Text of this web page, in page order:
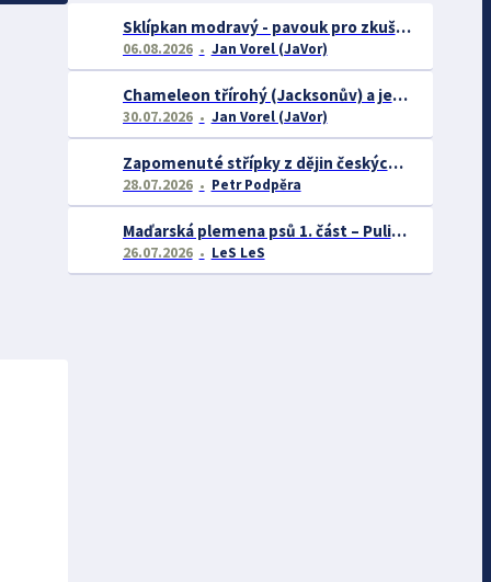
Sklípkan modravý - pavouk pro zkušené chovatele
06.08.2026 Jan Vorel (JaVor)
Chameleon třírohý (Jacksonův) a jeho chov
30.07.2026 Jan Vorel (JaVor)
Zapomenuté střípky z dějin českých exotářů - 3.část
28.07.2026 Petr Podpěra
Maďarská plemena psů 1. část – Puli, Komondor
26.07.2026 LeS LeS